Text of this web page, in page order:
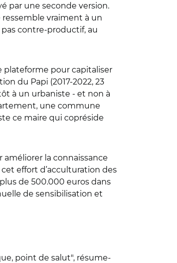
par une seconde version.
ressemble vraiment à un
pas contre-productif, au
plateforme pour capitaliser
du Papi (2017-2022, 23
à un urbaniste - et non à
une commune
ce maire qui copréside
la connaissance
effort d’acculturation des
de 500.000 euros dans
de sensibilisation et
point de salut", résume-